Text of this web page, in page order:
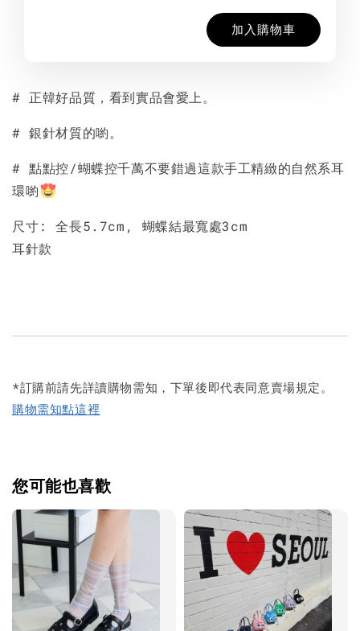
加入購物車
# 正韓好品質，看到實品會愛上。
# 銀針材質的喲。
# 點點控/蝴蝶控千萬不要錯過這款手工精緻的自然系耳
環喲
尺寸: 全長5.7cm, 蝴蝶結最寬處3cm
耳針款
*訂購前請先詳讀購物需知，下單後即代表同意賣場規定。
購物需知點這裡
您可能也喜歡